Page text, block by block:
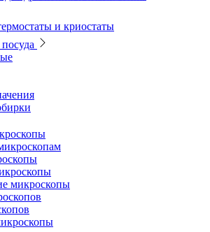
воды
оборудование
дробления и измельчения
и криостаты